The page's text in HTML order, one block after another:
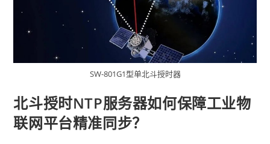
SW-801G1型单北斗授时器
北斗授时NTP服务器如何保障工业物
联网平台精准同步？